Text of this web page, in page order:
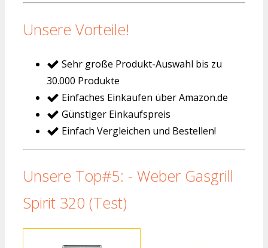
Unsere Vorteile!
Sehr große Produkt-Auswahl bis zu
30.000 Produkte
Einfaches Einkaufen über Amazon.de
Günstiger Einkaufspreis
Einfach Vergleichen und Bestellen!
Unsere Top#5: - Weber Gasgrill
Spirit 320 (Test)